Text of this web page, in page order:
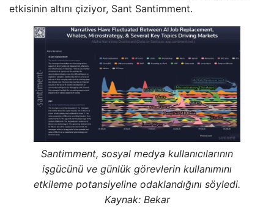
etkisinin altını çiziyor, Sant Santimment.
Santimment, sosyal medya kullanıcılarının
işgücünü ve günlük görevlerin kullanımını
etkileme potansiyeline odaklandığını söyledi.
Kaynak: Bekar